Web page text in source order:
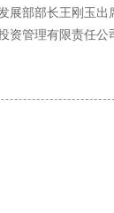
展部部长王刚玉
资管理有限责任